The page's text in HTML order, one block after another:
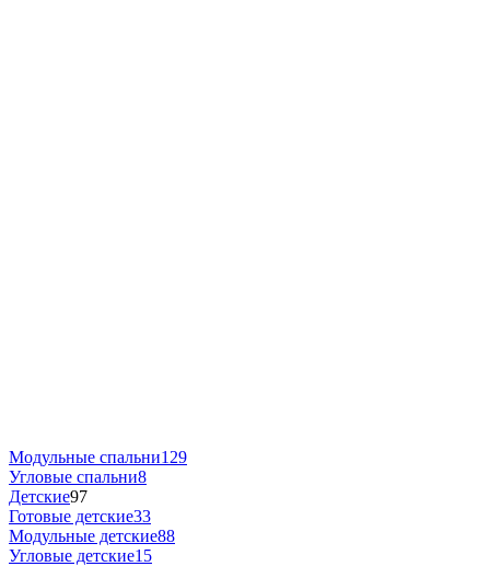
Модульные спальни129
Угловые спальни8
Детские97
Готовые детские33
Модульные детские88
Угловые детские15